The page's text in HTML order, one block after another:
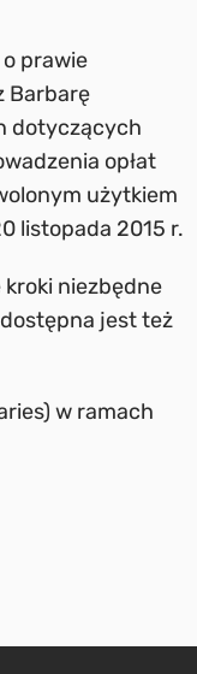
prawie
Barbarę
dotyczących
opłat
użytkiem
listopada 2015 r.
niezbędne
jest też
w ramach